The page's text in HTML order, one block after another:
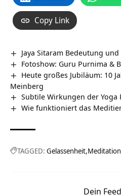
Copy Link
Jaya Sitaram Bedeutung
Fotoshow: Guru Purnima &
Heute großes Jubiläum: 10
Meinberg
Subtile Wirkungen der Yoga
Wie funktioniert das
TAGGED: Gelassenheit Meditation
Dein